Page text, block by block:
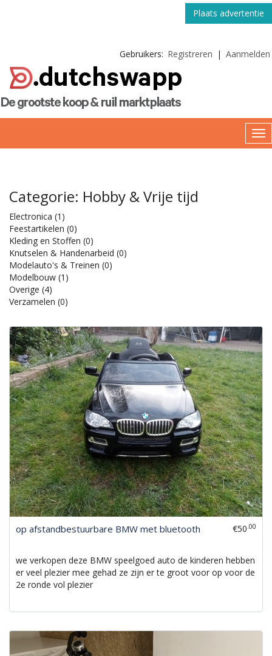
Plaats advertentie
Gebruikers: Registreren | Aanmelden
Categorie: Hobby & Vrije tijd
Electronica (1)
Feestartikelen (0)
Kleding en Stoffen (0)
Knutselen & Handenarbeid (0)
Modelauto's & Treinen (0)
Modelbouw (1)
Overige (4)
Verzamelen (0)
€50 .00
op afstandbestuurbare BMW met bluetooth
we verkopen deze BMW speelgoed auto de kinderen hebben
er veel plezier mee gehad ze zijn er te groot voor op voor de
2e ronde vol plezier